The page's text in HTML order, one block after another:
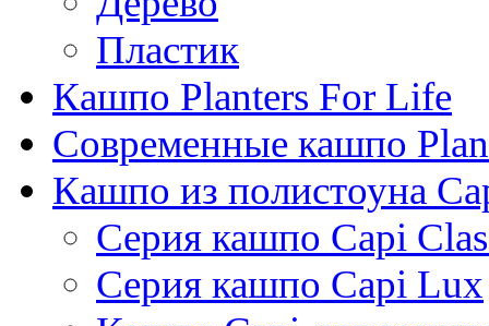
Пластик
Кашпо Planters For Life
Современные кашпо
Кашпо из полистоуна
Серия кашпо Capi
Серия кашпо Capi Lux